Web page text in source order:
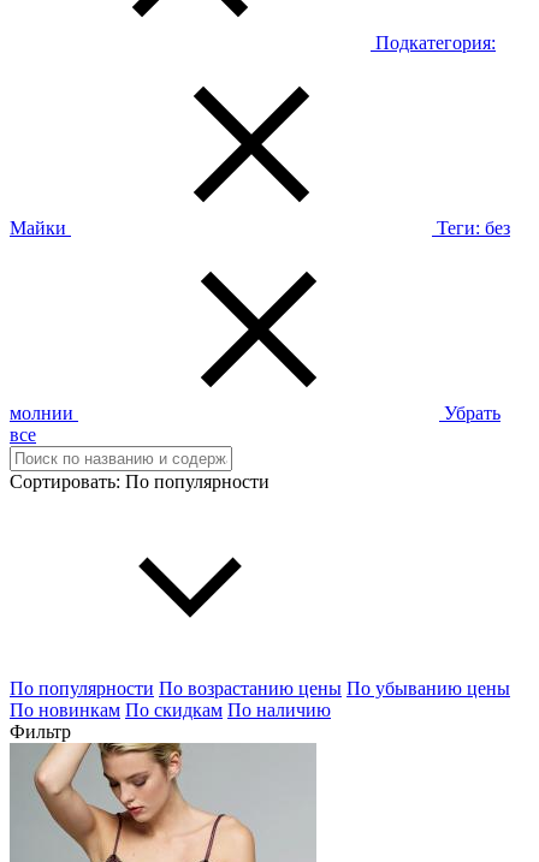
Подкатегория:
Майки Теги: без
молнии
Убрать
все
Сортировать: По популярности
По популярности По возрастанию цены По убыванию цены
По новинкам По скидкам По наличию
Фильтр